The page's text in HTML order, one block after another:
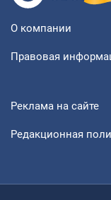
О компании
Правовая
Реклама на сайте
Редакционная